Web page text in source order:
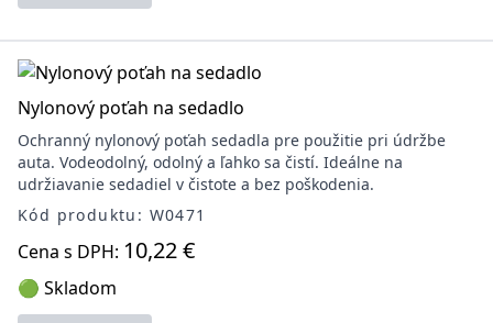
Nylonový poťah na sedadlo
Ochranný nylonový poťah sedadla pre použitie pri údržbe
auta. Vodeodolný, odolný a ľahko sa čistí. Ideálne na
udržiavanie sedadiel v čistote a bez poškodenia.
Kód produktu: W0471
Cena s DPH: 10,22 €
🟢 Skladom